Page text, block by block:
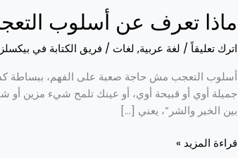
ماذا تعرف عن أسلوب
اترك تعليقاً/ لغة عربية, لغات / فريق الكتابة في
أسلوب التعجب مش حاجة صعبة على الفهم، ببساطة كدا
جميلة أوي أو قبيحة أوي، أو عينك تلمح شيء مزين
بين الخير والشر”، يعني […]
قراءة المزيد »